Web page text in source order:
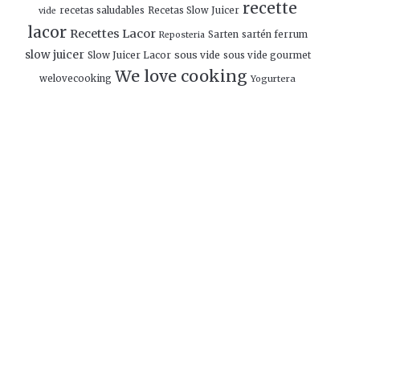
vide recetas saludables Recetas Slow Juicer recette
lacor Recettes Lacor Reposteria Sarten sartén ferrum
slow juicer Slow Juicer Lacor sous vide sous vide gourmet
welovecooking We love cooking Yogurtera